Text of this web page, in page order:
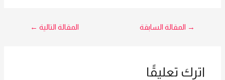
تصفّح
→ المقالة السابقة المقالة التالية ←
اترك تعليقًا